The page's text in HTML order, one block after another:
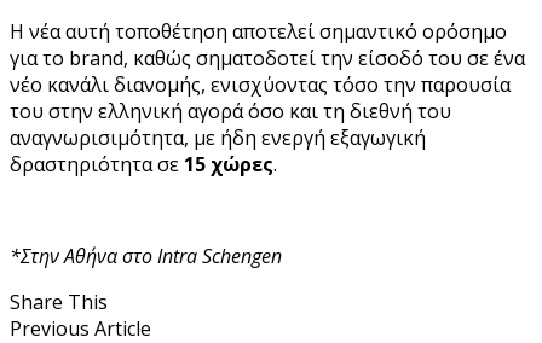
Η νέα αυτή τοποθέτηση αποτελεί σημαντικό ορόσημο
για το brand, καθώς σηματοδοτεί την είσοδό του σε ένα
νέο κανάλι διανομής, ενισχύοντας τόσο την παρουσία
του στην ελληνική αγορά όσο και τη διεθνή του
αναγνωρισιμότητα, με ήδη ενεργή εξαγωγική
δραστηριότητα σε 15 χώρες.
*Στην Αθήνα στοIntraSchengen
Share This
Previous Article